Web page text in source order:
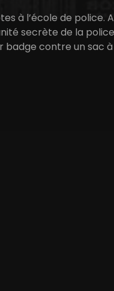
à l’école de police.
secrète de la police,
contre un sac